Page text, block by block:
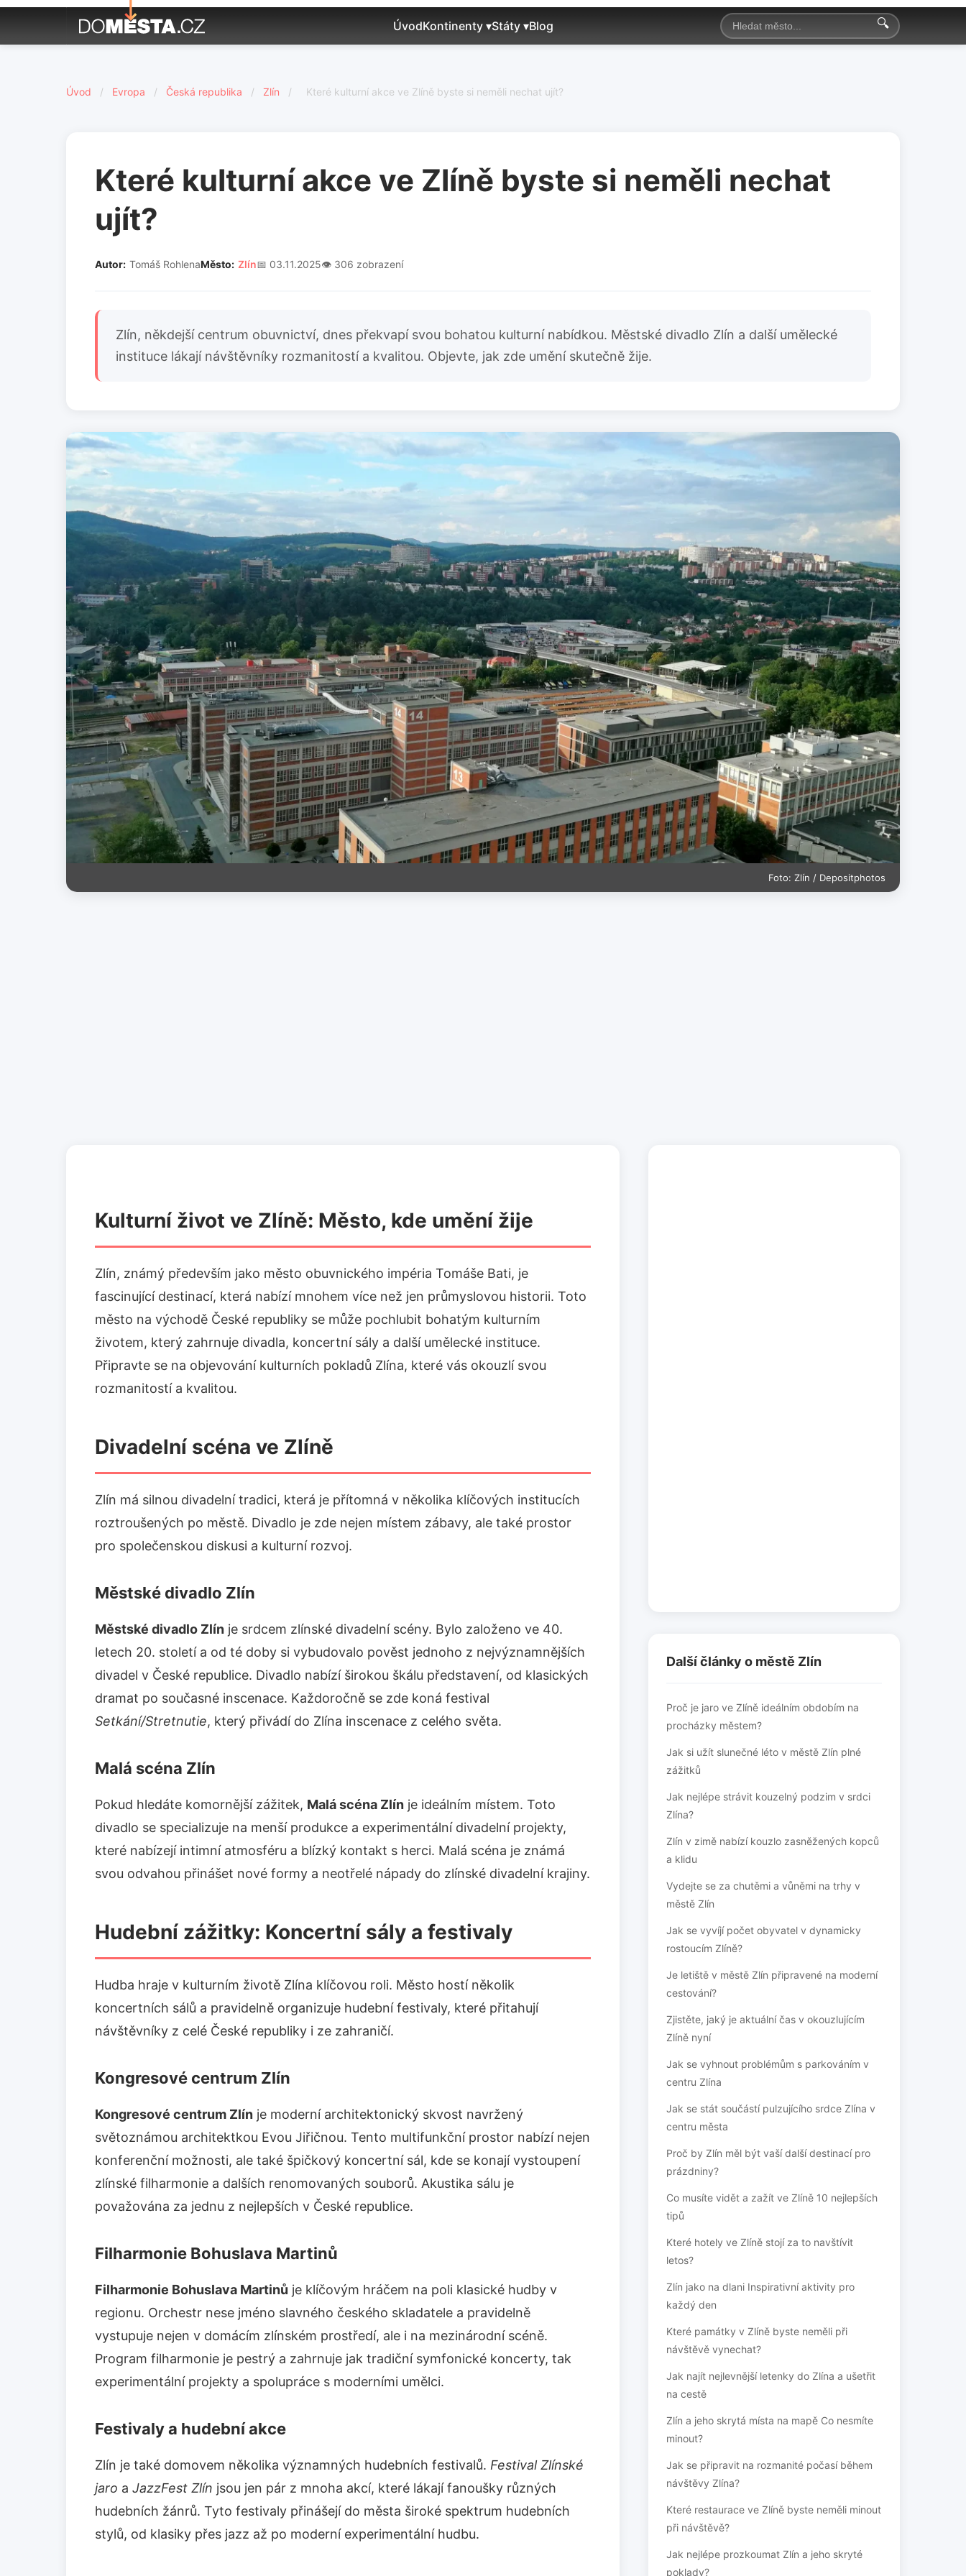
ÚvodKontinenty ▾Státy ▾Blog 🔍
Úvod / Evropa / Česká republika / Zlín / Které kulturní akce ve Zlíně byste si neměli nechat ujít?
Které kulturní akce ve Zlíně byste si neměli nechat
ujít?
Autor: Tomáš RohlenaMěsto: Zlín📅 03.11.2025👁️ 306 zobrazení
Zlín, někdejší centrum obuvnictví, dnes překvapí svou bohatou kulturní nabídkou. Městské divadlo Zlín a další umělecké
instituce lákají návštěvníky rozmanitostí a kvalitou. Objevte, jak zde umění skutečně žije.
Foto: Zlín / Depositphotos
Kulturní život ve Zlíně: Město, kde umění žije
Zlín, známý především jako město obuvnického impéria Tomáše Bati, je
fascinující destinací, která nabízí mnohem více než jen průmyslovou historii. Toto
město na východě České republiky se může pochlubit bohatým kulturním
životem, který zahrnuje divadla, koncertní sály a další umělecké instituce.
Připravte se na objevování kulturních pokladů Zlína, které vás okouzlí svou
rozmanitostí a kvalitou.
Divadelní scéna ve Zlíně
Zlín má silnou divadelní tradici, která je přítomná v několika klíčových institucích
roztroušených po městě. Divadlo je zde nejen místem zábavy, ale také prostor
pro společenskou diskusi a kulturní rozvoj.
Městské divadlo Zlín
Městské divadlo Zlín je srdcem zlínské divadelní scény. Bylo založeno ve 40.
letech 20. století a od té doby si vybudovalo pověst jednoho z nejvýznamnějších
divadel v České republice. Divadlo nabízí širokou škálu představení, od klasických
dramat po současné inscenace. Každoročně se zde koná festival
Setkání/Stretnutie, který přivádí do Zlína inscenace z celého světa.
Malá scéna Zlín
Pokud hledáte komornější zážitek, Malá scéna Zlín je ideálním místem. Toto
divadlo se specializuje na menší produkce a experimentální divadelní projekty,
které nabízejí intimní atmosféru a blízký kontakt s herci. Malá scéna je známá
svou odvahou přinášet nové formy a neotřelé nápady do zlínské divadelní krajiny.
Hudební zážitky: Koncertní sály a festivaly
Hudba hraje v kulturním životě Zlína klíčovou roli. Město hostí několik
koncertních sálů a pravidelně organizuje hudební festivaly, které přitahují
návštěvníky z celé České republiky i ze zahraničí.
Kongresové centrum Zlín
Kongresové centrum Zlín je moderní architektonický skvost navržený
světoznámou architektkou Evou Jiřičnou. Tento multifunkční prostor nabízí nejen
konferenční možnosti, ale také špičkový koncertní sál, kde se konají vystoupení
zlínské filharmonie a dalších renomovaných souborů. Akustika sálu je
považována za jednu z nejlepších v České republice.
Filharmonie Bohuslava Martinů
Filharmonie Bohuslava Martinů je klíčovým hráčem na poli klasické hudby v
regionu. Orchestr nese jméno slavného českého skladatele a pravidelně
vystupuje nejen v domácím zlínském prostředí, ale i na mezinárodní scéně.
Program filharmonie je pestrý a zahrnuje jak tradiční symfonické koncerty, tak
experimentální projekty a spolupráce s moderními umělci.
Festivaly a hudební akce
Zlín je také domovem několika významných hudebních festivalů. Festival Zlínské
jaro a JazzFest Zlín jsou jen pár z mnoha akcí, které lákají fanoušky různých
hudebních žánrů. Tyto festivaly přinášejí do města široké spektrum hudebních
stylů, od klasiky přes jazz až po moderní experimentální hudbu.
Další články o městě Zlín
Proč je jaro ve Zlíně ideálním obdobím na
procházky městem?
Jak si užít slunečné léto v městě Zlín plné
zážitků
Jak nejlépe strávit kouzelný podzim v srdci
Zlína?
Zlín v zimě nabízí kouzlo zasněžených kopců
a klidu
Vydejte se za chutěmi a vůněmi na trhy v
městě Zlín
Jak se vyvíjí počet obyvatel v dynamicky
rostoucím Zlíně?
Je letiště v městě Zlín připravené na moderní
cestování?
Zjistěte, jaký je aktuální čas v okouzlujícím
Zlíně nyní
Jak se vyhnout problémům s parkováním v
centru Zlína
Jak se stát součástí pulzujícího srdce Zlína v
centru města
Proč by Zlín měl být vaší další destinací pro
prázdniny?
Co musíte vidět a zažít ve Zlíně 10 nejlepších
tipů
Které hotely ve Zlíně stojí za to navštívit
letos?
Zlín jako na dlani Inspirativní aktivity pro
každý den
Které památky v Zlíně byste neměli při
návštěvě vynechat?
Jak najít nejlevnější letenky do Zlína a ušetřit
na cestě
Zlín a jeho skrytá místa na mapě Co nesmíte
minout?
Jak se připravit na rozmanité počasí během
návštěvy Zlína?
Které restaurace ve Zlíně byste neměli minout
při návštěvě?
Jak nejlépe prozkoumat Zlín a jeho skryté
poklady?